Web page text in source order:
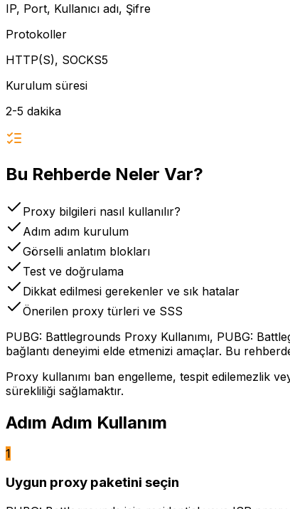
IP, Port, Kullanıcı adı, Şifre
Protokoller
HTTP(S), SOCKS5
Kurulum süresi
2-5 dakika
Bu Rehberde Neler Var?
Proxy bilgileri nasıl kullanılır?
Adım adım kurulum
Görselli anlatım blokları
Test ve doğrulama
Dikkat edilmesi gerekenler ve sık hatalar
Önerilen proxy türleri ve SSS
PUBG: Battlegrounds Proxy Kullanımı, PUBG:
bağlantı deneyimi elde etmenizi amaçlar. Bu
Proxy kullanımı ban engelleme, tespit edilemezlik
sürekliliği sağlamaktır.
Adım Adım Kullanım
1
Uygun proxy paketini seçin